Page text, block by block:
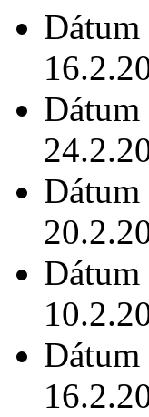
Dátum
Dátum
Dátum
Dátum